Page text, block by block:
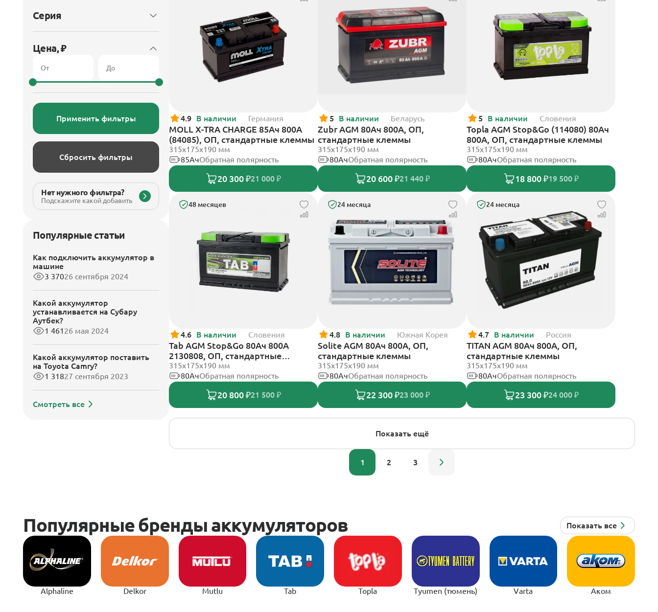
Серия
Цена, ₽
Применить фильтры
Сбросить фильтры
Нет нужного фильтра?
Подскажите какой добавить
Популярные статьи
Как подключить аккумулятор в
машине
3 37026 сентября 2024
Какой аккумулятор
устанавливается на Субару
Аутбек?
1 461 26 мая 2024
Какой аккумулятор поставить
на Toyota Camry?
1 31827 сентября 2023
Смотреть все
4.9 В наличии Германия
MOLL X-TRA CHARGE 85Ач 800А
(84085), ОП, стандартные клеммы
315x175x190 мм
85АчОбратная полярность
20 300 ₽21 000 ₽
5 В наличии Беларусь
Zubr AGM 80Ач 800А, ОП,
стандартные клеммы
315x175x190 мм
80АчОбратная полярность
20 600 ₽21 440 ₽
5 В наличии Словения
Topla AGM Stop&Go (114080) 80Ач
800А, ОП, стандартные клеммы
315x175x190 мм
80АчОбратная полярность
18 800 ₽19 500 ₽
48 месяцев
4.6 В наличии Словения
Tab AGM Stop&Go 80Ач 800А
2130808, ОП, стандартные
клеммы
315x175x190 мм
80АчОбратная полярность
20 800 ₽21 500 ₽
24 месяца
4.8 В наличии Южная Корея
Solite AGM 80Ач 800А, ОП,
стандартные клеммы
315x175x190 мм
80АчОбратная полярность
22 300 ₽23 000 ₽
24 месяца
4.7 В наличии Россия
TITAN AGM 80Ач 800А, ОП,
стандартные клеммы
315x175x190 мм
80АчОбратная полярность
23 300 ₽24 000 ₽
Показать ещё
1 2 3
Alphaline Delkor Mutlu Tab Topla Tyumen (тюмень) Varta Аком